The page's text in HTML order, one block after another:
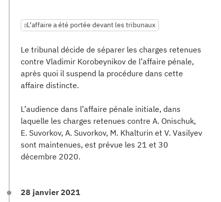
L’affaire a été portée devant les tribunaux
Le tribunal décide de séparer les charges retenues
contre Vladimir Korobeynikov de l’affaire pénale,
après quoi il suspend la procédure dans cette
affaire distincte.
L’audience dans l’affaire pénale initiale, dans
laquelle les charges retenues contre A. Onischuk,
E. Suvorkov, A. Suvorkov, M. Khalturin et V. Vasilyev
sont maintenues, est prévue les 21 et 30
décembre 2020.
28 janvier 2021